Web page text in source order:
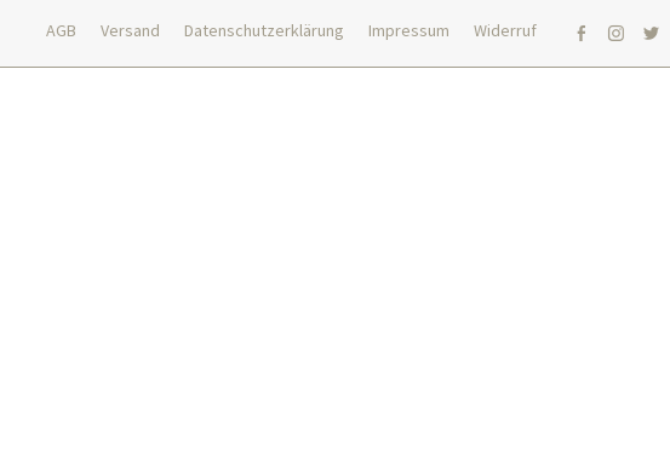
AGB Versand Datenschutzerklärung Impressum
Widerruf
facebookInstagram